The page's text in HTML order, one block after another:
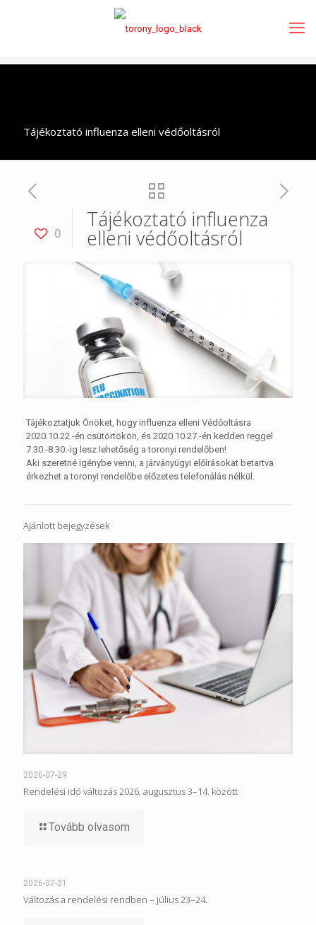
Tájékoztató influenza elleni védőoltásról
0
Tájékoztató influenza
elleni védőoltásról
Tájékoztatjuk Önöket, hogy influenza elleni Védőoltásra
2020.10.22.-én csütörtökön, és 2020.10.27.-én kedden reggel
7.30.-8.30.-ig lesz lehetőség a toronyi rendelőben!
Aki szeretné igénybe venni, a járványügyi előírásokat betartva
érkezhet a toronyi rendelőbe előzetes telefonálás nélkül.
Ajánlott bejegyzések
2026-07-29
Rendelési idő változás 2026. augusztus 3–14. között
Tovább olvasom
2026-07-21
Változás a rendelési rendben – július 23–24.